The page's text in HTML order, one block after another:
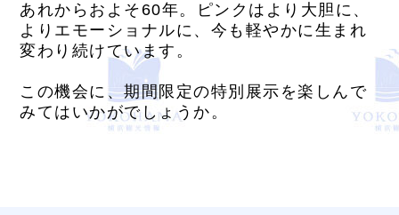
あれからおよそ60年。ピンクはより大胆に、
よりエモーショナルに、今も軽やかに生まれ
変わり続けています。
この機会に、期間限定の特別展示を楽しんで
みてはいかがでしょうか。